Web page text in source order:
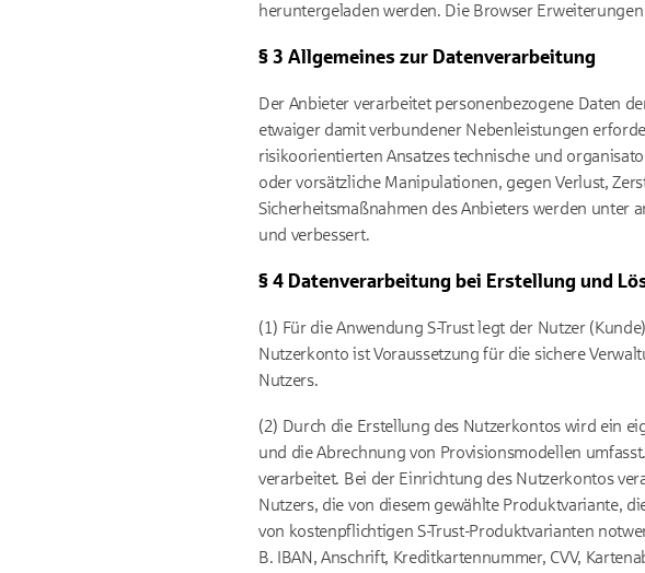
heruntergeladen werden. Die Browser
§ 3 Allgemeines zur Datenverarbeitung
Der Anbieter verarbeitet personenbezogene Daten
etwaiger damit verbundener Nebenleistungen
risikoorientierten Ansatzes technische und
oder vorsätzliche Manipulationen, gegen Verlust,
Sicherheitsmaßnahmen des Anbieters werden
und verbessert.
§ 4 Datenverarbeitung bei Erstellung und
(1) Für die Anwendung S-Trust legt der Nutzer
Nutzerkonto ist Voraussetzung für die sichere
Nutzers.
(2) Durch die Erstellung des Nutzerkontos wird ein
und die Abrechnung von Provisionsmodellen
verarbeitet. Bei der Einrichtung des Nutzerkontos
Nutzers, die von diesem gewählte Produktvariante,
von kostenpflichtigen S-Trust-Produktvarianten
B. IBAN, Anschrift, Kreditkartennummer, CVV,